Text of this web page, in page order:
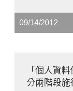
09/14/2012
「個人資
分兩階段施